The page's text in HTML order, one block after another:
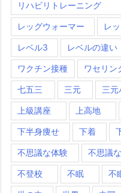
リハビリトレーニング
レッグウォーマー レ
レベル3 レベルの違い
ワクチン接種 ワセリン
七五三 三元 三元
上級講座 上高地
下半身痩せ 下着
不思議な体験 不思議
不登校 不眠 不